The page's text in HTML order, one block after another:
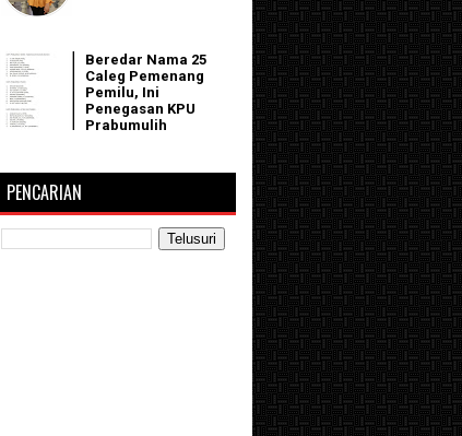
Beredar Nama 25
Caleg Pemenang
Pemilu, Ini
Penegasan KPU
Prabumulih
PENCARIAN